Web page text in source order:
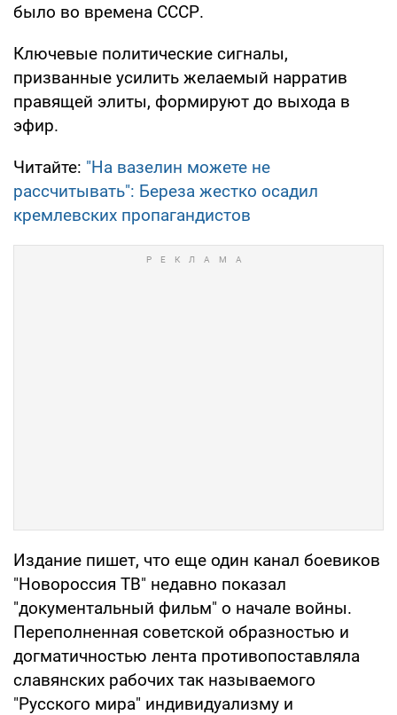
было во времена СССР.
Ключевые политические сигналы,
призванные усилить желаемый нарратив
правящей элиты, формируют до выхода в
эфир.
Читайте: "На вазелин можете не
рассчитывать": Береза жестко осадил
кремлевских пропагандистов
Издание пишет, что еще один канал боевиков
"Новороссия ТВ" недавно показал
"документальный фильм" о начале войны.
Переполненная советской образностью и
догматичностью лента противопоставляла
славянских рабочих так называемого
"Русского мира" индивидуализму и